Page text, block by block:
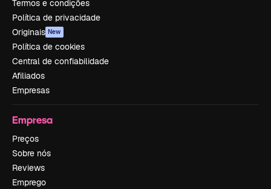
Termos e condições
Política de privacidade
Originais New
Política de cookies
Central de confiabilidade
Afiliados
Empresas
Empresa
Preços
Sobre nós
Reviews
Emprego